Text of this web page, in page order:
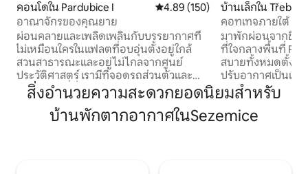
คอนโดใน Pardubice I คะแนนเฉลี่ย 4.89 จาก 5, 150 รีวิว
4.89 (150)
อาณาจักรของคุณยาย
ผ่อนคลายและเพลิดเพลินกับบรรยากาศที่
ไม่เหมือนใครในแฟลตที่อบอุ่นตั้งอยู่ใกล้
สวนสาธารณะและอยู่ไม่ไกลจากศูนย์
ประวัติศาสตร์ เรามีที่จอดรถส่วนตัวและ
สวนพร้อมที่นั่ง เป็นผู้ใหญ่เราลืมไปว่าเรา
รู้สึกไม่ได้แต่งงานและมีความสุขกับปู่ย่าตา
ยายของเรา เราหวังว่าจะได้ต้อนรับคุณใน
บ้านเล็กใน
คอทเทจภายใต้
มาพักผ่อนจากชีวิต
ที่ใจกลางพื้นที่
สบายทั้งหมดตั้งแต่
ปรับอากาศเป็นเรื่อ
กระจกช่วยให้คุณเ
ของธรรมชาติโดย
สบายของการอยู่
สิ่งอำนวยความสะดวกยอดนิยมสำหรับ
บ้านพักตากอากาศในSezemice